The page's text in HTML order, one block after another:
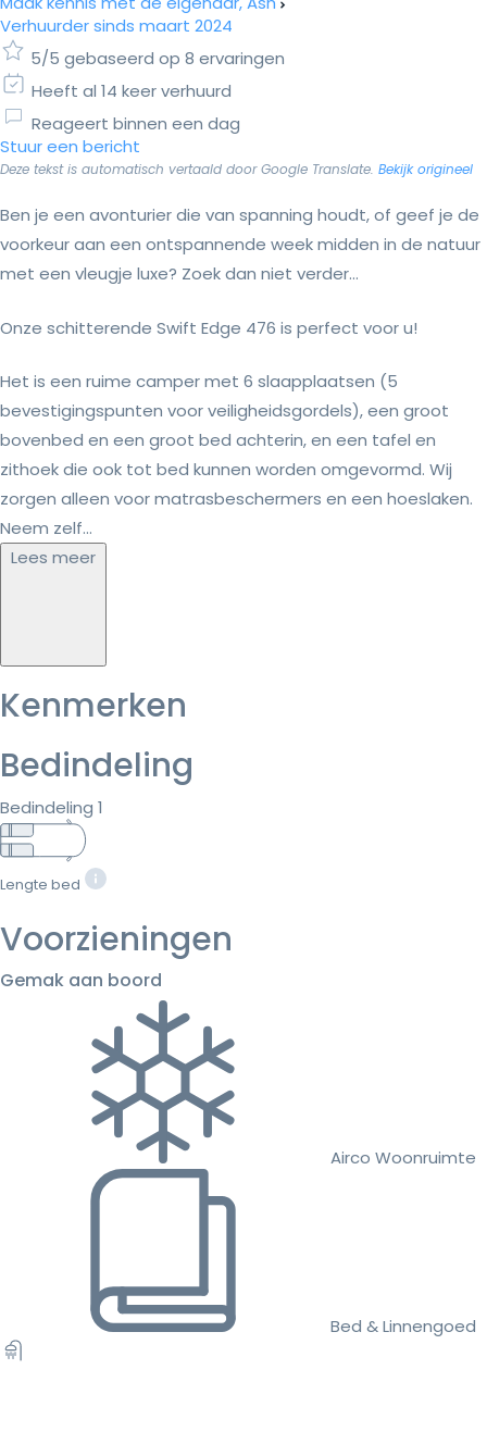
Verhuurder sinds maart 2024
5/5 gebaseerd op 8 ervaringen
Heeft al 14 keer verhuurd
Reageert binnen een dag
Stuur een bericht
Deze tekst is automatisch vertaald door Google Translate. Bekijk origineel
Ben je een avonturier die van spanning houdt, of geef je de
voorkeur aan een ontspannende week midden in de natuur
met een vleugje luxe? Zoek dan niet verder...
Onze schitterende Swift Edge 476 is perfect voor u!
Het is een ruime camper met 6 slaapplaatsen (5
bevestigingspunten voor veiligheidsgordels), een groot
bovenbed en een groot bed achterin, en een tafel en
zithoek die ook tot bed kunnen worden omgevormd. Wij
zorgen alleen voor matrasbeschermers en een hoeslaken.
Neem zelf...
Lees meer
Kenmerken
Bedindeling
Bedindeling 1
Lengte bed
Voorzieningen
Gemak aan boord
Airco Woonruimte
Bed & Linnengoed